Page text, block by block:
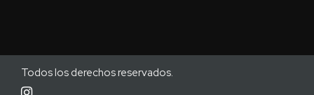
Todos los derechos reservados.